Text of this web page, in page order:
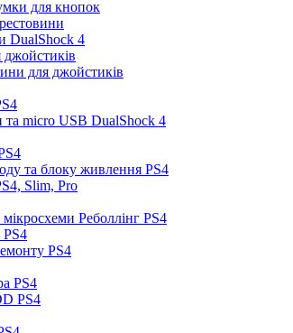
для кнопок
DualShock 4
для джойстиків
micro USB DualShock 4
та блоку живлення PS4
Slim, Pro
Реболлінг PS4
PS4
PS4
PS4
PS4